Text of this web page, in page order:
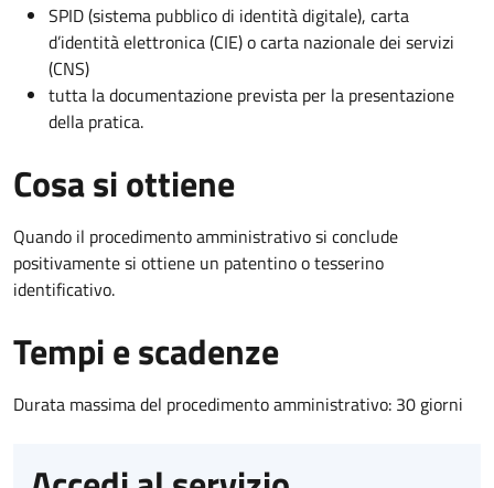
SPID (sistema pubblico di identità digitale), carta
d’identità elettronica (CIE) o carta nazionale dei servizi
(CNS)
tutta la documentazione prevista per la presentazione
della pratica.
Cosa si ottiene
Quando il procedimento amministrativo si conclude
positivamente si ottiene un patentino o tesserino
identificativo.
Tempi e scadenze
Durata massima del procedimento amministrativo: 30 giorni